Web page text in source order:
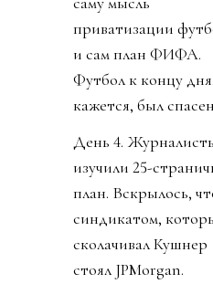
приватизации
и сам план ФИФА.
Футбол к концу
кажется, был
День 4.
изучили 25-
план. Вскрылось,
синдикатом,
сколачивал Кушнер
стоял JPMorgan.